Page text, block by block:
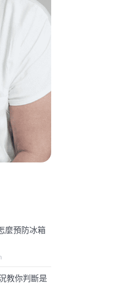
麼預防冰箱
教你判斷是